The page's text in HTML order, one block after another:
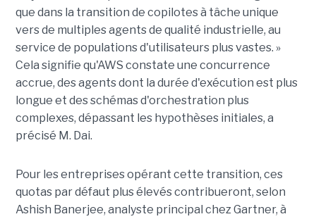
que dans la transition de copilotes à tâche unique
vers de multiples agents de qualité industrielle, au
service de populations d'utilisateurs plus vastes. »
Cela signifie qu'AWS constate une concurrence
accrue, des agents dont la durée d'exécution est plus
longue et des schémas d'orchestration plus
complexes, dépassant les hypothèses initiales, a
précisé M. Dai.
Pour les entreprises opérant cette transition, ces
quotas par défaut plus élevés contribueront, selon
Ashish Banerjee, analyste principal chez Gartner, à